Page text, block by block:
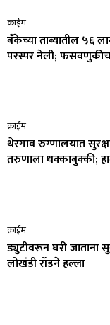
क्राईम
बँकेच्या ताब्यातील ५६
परस्पर नेली;
क्राईम
थेरगाव रुग्णालयात
तरुणाला धक्काबुक्की;
क्राईम
ड्युटीवरून घरी जाताना
लोखंडी रॉडने हल्ला